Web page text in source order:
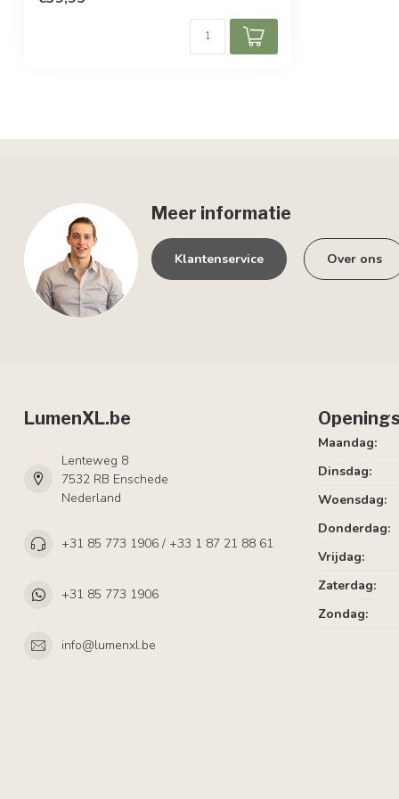
Meer informatie
Klantenservice Over ons
LumenXL.be
Lenteweg 8
7532 RB Enschede
Nederland
+31 85 773 1906 / +33 1 87 21 88 61
+31 85 773 1906
info@lumenxl.be
Maandag:
Dinsdag:
Woensdag:
Donderdag:
Vrijdag:
Zaterdag:
Zondag: